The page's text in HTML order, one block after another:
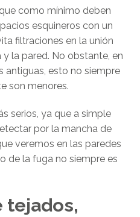
como mínimo deben
esquineros con un
filtraciones en la unión
la pared. No obstante, en
antiguas, esto no siempre
son menores.
serios, ya que a simple
por la mancha de
veremos en las paredes
de la fuga no siempre es
tejados,